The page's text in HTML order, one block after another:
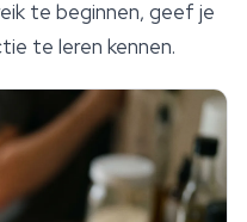
te beginnen, geef je
te leren kennen.